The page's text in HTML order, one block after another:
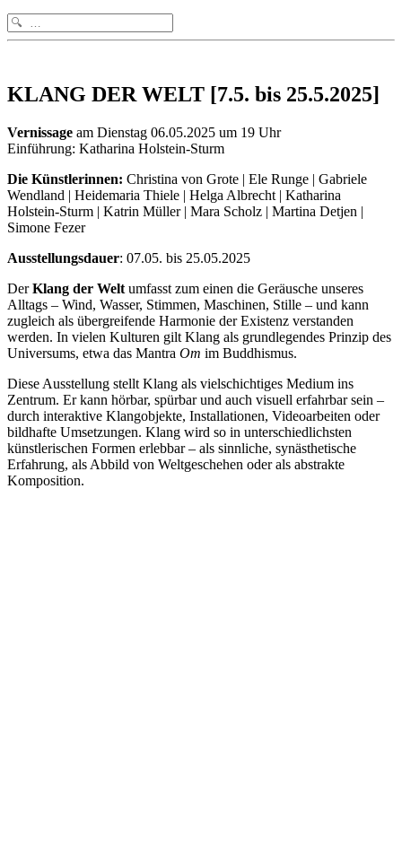
Search
for:
KLANG DER WELT [7.5. bis 25.5.2025]
Vernissage am Dienstag 06.05.2025 um 19 Uhr
Einführung: Katharina Holstein-Sturm
Die Künstlerinnen: Christina von Grote | Ele Runge | Gabriele
Wendland | Heidemaria Thiele | Helga Albrecht | Katharina
Holstein-Sturm | Katrin Müller | Mara Scholz | Martina Detjen |
Simone Fezer
Ausstellungsdauer: 07.05. bis 25.05.2025
DerKlang der Welt umfasst zum einen die Geräusche unseres
Alltags – Wind, Wasser, Stimmen, Maschinen, Stille – und kann
zugleich als übergreifende Harmonie der Existenz verstanden
werden. In vielen Kulturen gilt Klang als grundlegendes Prinzip des
Universums, etwa das Mantra Om im Buddhismus.
Diese Ausstellung stellt Klang als vielschichtiges Medium ins
Zentrum. Er kann hörbar, spürbar und auch visuell erfahrbar sein –
durch interaktive Klangobjekte, Installationen, Videoarbeiten oder
bildhafte Umsetzungen. Klang wird so in unterschiedlichsten
künstlerischen Formen erlebbar – als sinnliche, synästhetische
Erfahrung, als Abbild von Weltgeschehen oder als abstrakte
Komposition.